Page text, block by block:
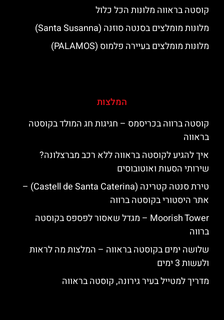
קוסטה בראווה מלונות הכל כלול
מלונות מומלצים בסנטה סוזנה (Santa Susanna)
מלונות מומלצים בעיירה פלמוס (PALAMOS)
המלצות
קוסטה ברווה בכריסמס – חגיגות חג המולד בקוסטה
בראווה
איך להגיע לקוסטה בראווה ללא רכב מברצלונה?
שירותי הסעות ואוטובוסים
טירת סנטה קטרינה (Castell de Santa Caterina) –
אתר היסטורי בקוסטה ברווה
‪‪Moorish Tower‬‬ – מגדל שאסור לפספס בקוסטה
ברווה
שלושה ימים בקוסטה בראווה – המלצות מה לראות
ולעשות 3 ימים
מדריך למטייל בעיר גירונה, קוסטה בראווה